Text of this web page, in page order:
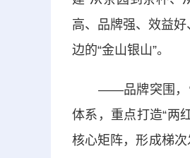
高、品牌强、效益
边的“金山银山”。
——品牌突围，告
体系，重点打造“两
核心矩阵，形成梯